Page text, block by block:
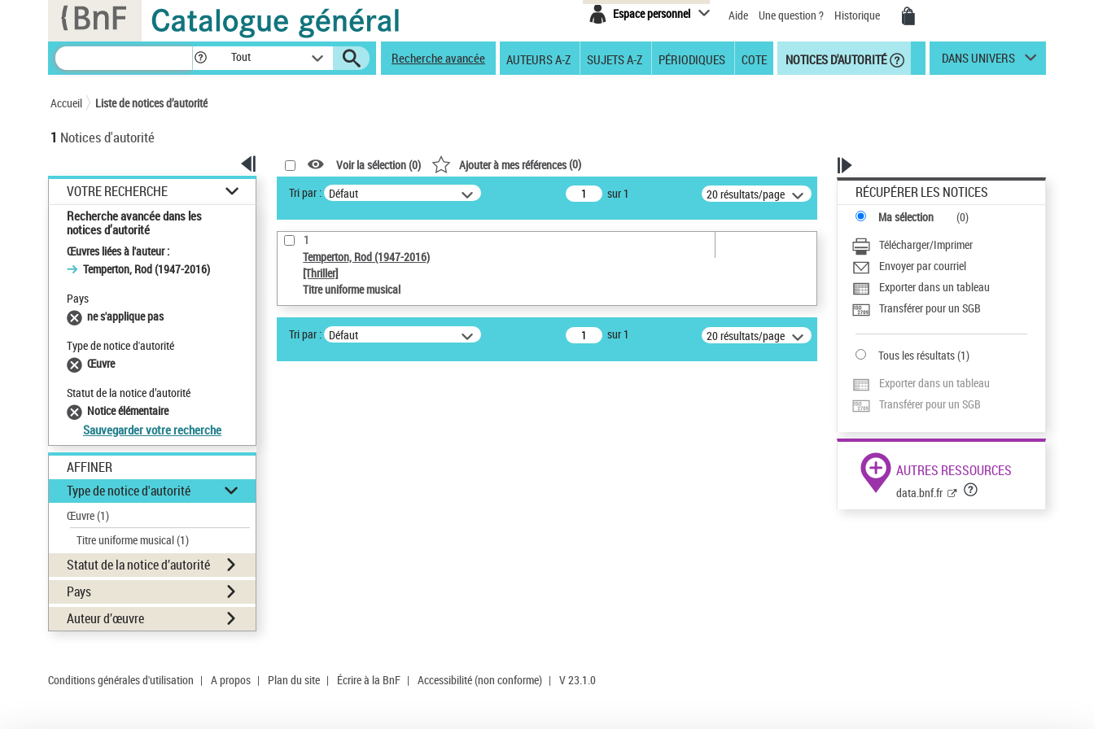
Espace personnel Aide Une question ? Historique
Tout Recherche avancée AUTEURS A-Z SUJETS A-Z PÉRIODIQUES COTE NOTICES D'AUTORITÉ DANS UNIVERS
Accueil Liste de notices d’autorité
1 Notices d'autorité
VOTRE RECHERCHE
Recherche avancée dans les
notices d’autorité
Œuvres liées à l'auteur :
Temperton, Rod (1947-2016)
Pays
ne s'applique pas
Type de notice d'autorité
Œuvre
Statut de la notice d’autorité
Notice élémentaire
Sauvegarder votre recherche
AFFINER
Type de notice d'autorité
Œuvre(1)
Titre uniforme musical(1)
Statut de la notice d’autorité
Pays
Auteur d’œuvre
Voir la sélection (0) Ajouter à mes références(0)
Tri par : Défaut sur 1 20 résultats/page
1
Temperton, Rod (1947-2016)
[Thriller]
Titre uniforme musical
Tri par : Défaut sur 1 20 résultats/page
RÉCUPÉRER LES NOTICES
Ma sélection (0)
Télécharger/Imprimer
Envoyer par courriel
Exporter dans un tableau
Transférer pour un SGB
Tous les résultats(1)
Exporter dans un tableau
Transférer pour un SGB
AUTRES RESSOURCES
data.bnf.fr
Conditions générales d'utilisation | A propos | Plan du site | Écrire à la BnF | Accessibilité (non conforme) | V 23.1.0
Panneau de gestion des cookies